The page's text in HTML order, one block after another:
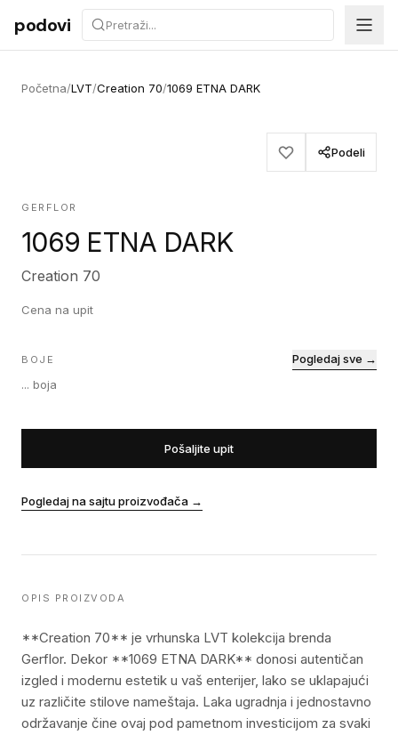
Preskoči na sadržaj
podovi
Početna/LVT/Creation 70/1069 ETNA DARK
Podeli
GERFLOR
1069 ETNA DARK
Creation 70
Cena na upit
BOJE
... boja
Pogledaj sve →
Pošaljite upit
Pogledaj na sajtu proizvođača →
OPIS PROIZVODA
**Creation 70** je vrhunska LVT kolekcija brenda
Gerflor. Dekor **1069 ETNA DARK** donosi autentičan
izgled i modernu estetik u vaš enterijer, lako se uklapajući
uz različite stilove nameštaja. Laka ugradnja i jednostavno
održavanje čine ovaj pod pametnom investicijom za svaki